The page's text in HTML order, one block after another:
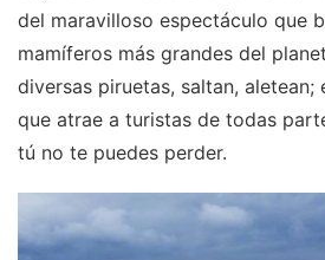
del maravilloso espectáculo que
mamíferos más grandes del
diversas piruetas, saltan, aletean;
que atrae a turistas de todas
tú no te puedes perder.